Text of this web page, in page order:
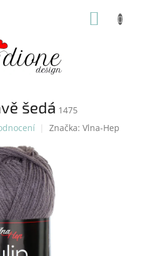
šedá 1475
Značka: Vlna-Hep